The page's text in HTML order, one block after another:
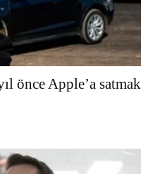
önce Apple’a satmak